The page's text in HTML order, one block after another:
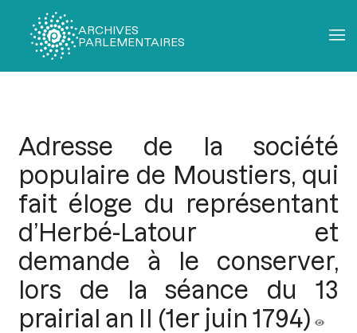
ARCHIVES
PARLEMENTAIRES
Adresse de la société
populaire de Moustiers, qui
fait éloge du représentant
d’Herbé-Latour et
demande à le conserver,
lors de la séance du 13
prairial an II (1er juin 1794)